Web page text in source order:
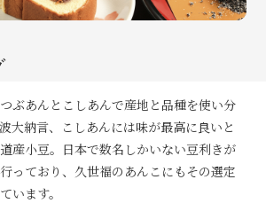
ぶあんとこしあんで産地と品種を使い分
大納言、こしあんには味が最高に良いと
産小豆。日本で数名しかいない豆利きが
っており、久世福のあんこにもその選定
います。